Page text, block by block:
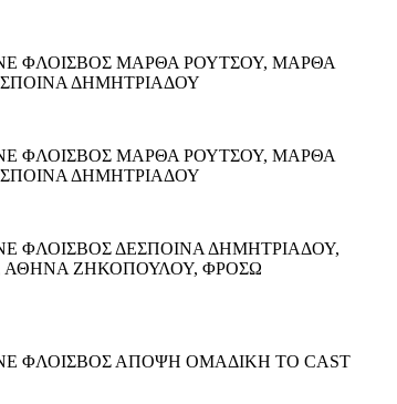
ΣΙΝΕ ΦΛΟΙΣΒΟΣ ΜΑΡΘΑ ΡΟΥΤΣΟΥ, ΜΑΡΘΑ
ΔΗΜΗΤΡΙΑΔΟΥ
ΣΙΝΕ ΦΛΟΙΣΒΟΣ ΜΑΡΘΑ ΡΟΥΤΣΟΥ, ΜΑΡΘΑ
ΔΗΜΗΤΡΙΑΔΟΥ
ΦΛΟΙΣΒΟΣ ΔΕΣΠΟΙΝΑ ΔΗΜΗΤΡΙΑΔΟΥ,
ΑΘΗΝΑ ΖΗΚΟΠΟΥΛΟΥ, ΦΡΟΣΩ
ΣΙΝΕ ΦΛΟΙΣΒΟΣ ΑΠΟΨΗ ΟΜΑΔΙΚΗ ΤΟ CAST